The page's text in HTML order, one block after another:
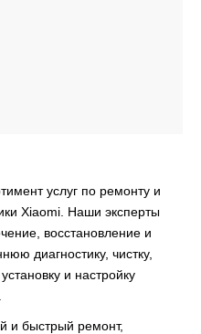
услуг по ремонту и
Xiaomi. Наши эксперты
восстановление и
диагностику, чистку,
и настройку
и быстрый ремонт,